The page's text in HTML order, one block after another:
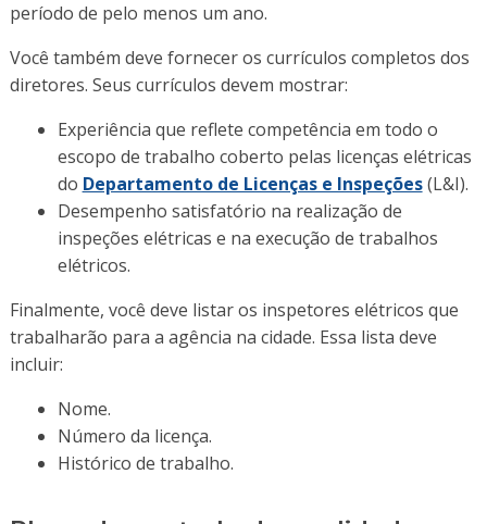
período de pelo menos um ano.
Você também deve fornecer os currículos completos dos
diretores. Seus currículos devem mostrar:
Experiência que reflete competência em todo o
escopo de trabalho coberto pelas licenças elétricas
do Departamento de Licenças e Inspeções(L&I).
Desempenho satisfatório na realização de
inspeções elétricas e na execução de trabalhos
elétricos.
Finalmente, você deve listar os inspetores elétricos que
trabalharão para a agência na cidade. Essa lista deve
incluir:
Nome.
Número da licença.
Histórico de trabalho.